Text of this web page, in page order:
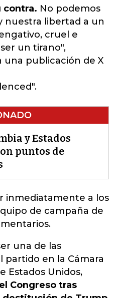
contra. No podemos
nuestra libertad a un
cruel e
un tirano",
una publicación de X
y Estados
puntos de
inmediatamente a los
de campaña de
una de las
partido en la Cámara
Estados Unidos,
Congreso tras